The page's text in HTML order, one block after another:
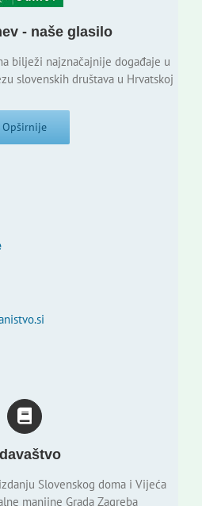
- naše glasilo
bilježi najznačajnije događaje u
slovenskih društava u Hrvatskoj
Opširnije
Slovenskog doma i Vijeća
manjine Grada Zagreba